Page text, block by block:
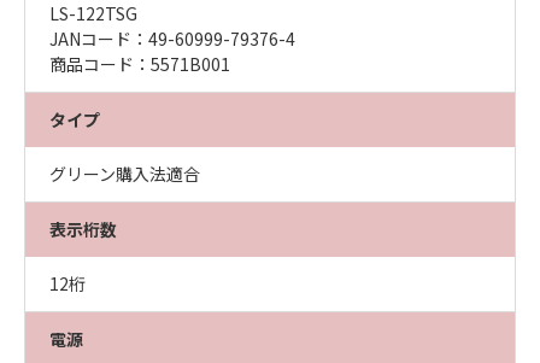
LS-122TSG
JANコード：49-60999-79376-4
商品コード：5571B001
タイプ
グリーン購入法適合
表示桁数
12桁
電源